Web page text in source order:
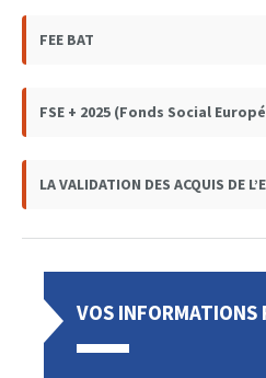
FEE BAT
FSE + 2025 (Fonds Social
LA VALIDATION DES ACQUIS DE
VOS INFORMATIONS